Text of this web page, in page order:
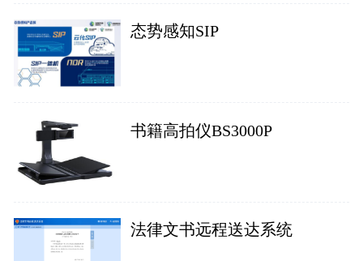
态势感知SIP
书籍高拍仪BS3000P
法律文书远程送达系统